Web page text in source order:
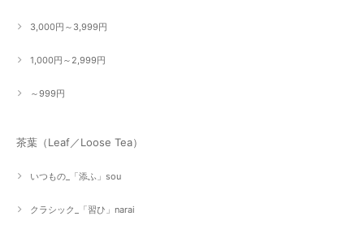
3,000円～3,999円
1,000円～2,999円
～999円
茶葉（Leaf／Loose Tea）
いつもの_「添ふ」sou
クラシック_「習ひ」narai